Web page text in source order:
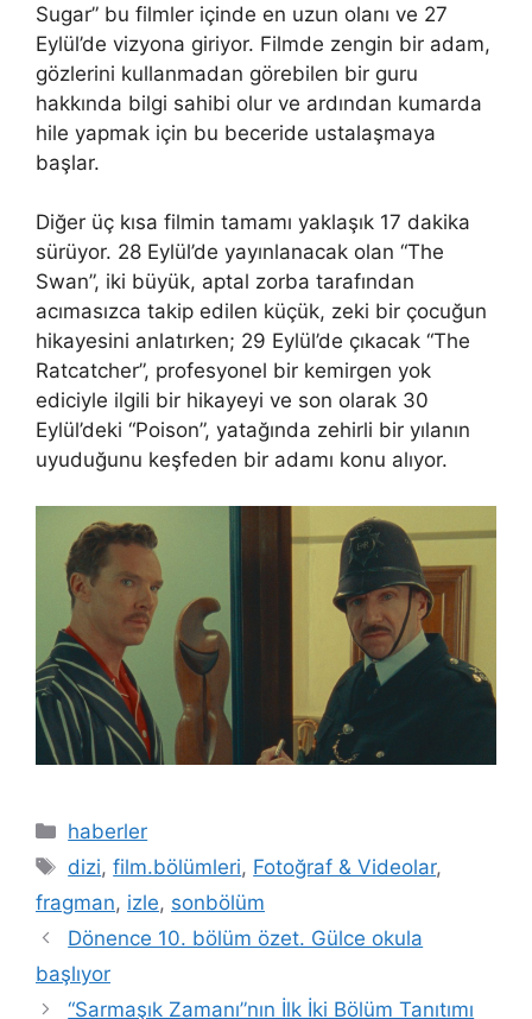
Sugar” bu filmler içinde en uzun olanı ve 27
Eylül’de vizyona giriyor. Filmde zengin bir adam,
gözlerini kullanmadan görebilen bir guru
hakkında bilgi sahibi olur ve ardından kumarda
hile yapmak için bu beceride ustalaşmaya
başlar.
Diğer üç kısa filmin tamamı yaklaşık 17 dakika
sürüyor. 28 Eylül’de yayınlanacak olan “The
Swan”, iki büyük, aptal zorba tarafından
acımasızca takip edilen küçük, zeki bir çocuğun
hikayesini anlatırken; 29 Eylül’de çıkacak “The
Ratcatcher”, profesyonel bir kemirgen yok
ediciyle ilgili bir hikayeyi ve son olarak 30
Eylül’deki “Poison”, yatağında zehirli bir yılanın
uyuduğunu keşfeden bir adamı konu alıyor.
Kategoriler
haberler
Etiketler
dizi,film.bölümleri, Fotoğraf & Videolar,
fragman, izle, sonbölüm
Dönence 10. bölüm özet. Gülce okula
başlıyor
“Sarmaşık Zamanı”nın İlk İki Bölüm Tanıtımı